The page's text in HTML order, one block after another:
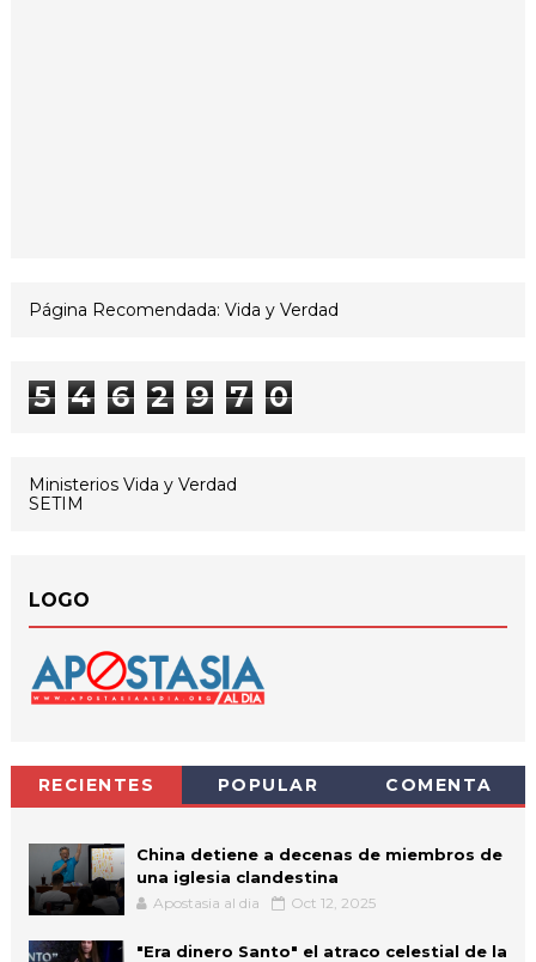
Página Recomendada: Vida y Verdad
5 4 6 2 9 7 0
Ministerios Vida y Verdad
SETIM
LOGO
RECIENTES POPULAR COMENTA
China detiene a decenas de miembros de
una iglesia clandestina
Apostasia al dia Oct 12, 2025
"Era dinero Santo" el atraco celestial de la